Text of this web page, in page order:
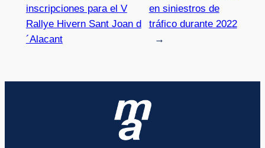
inscripciones para el V
Rallye Hivern Sant Joan d
´Alacant
en siniestros de
tráfico durante 2022
→